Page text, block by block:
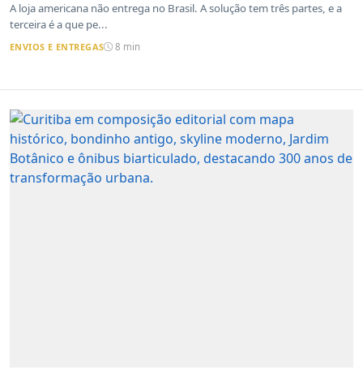
A loja americana não entrega no Brasil. A solução tem três partes, e a
terceira é a que pe...
ENVIOS E ENTREGAS 8 min